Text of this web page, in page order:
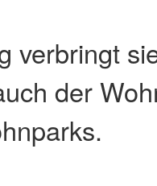
verbringt
der